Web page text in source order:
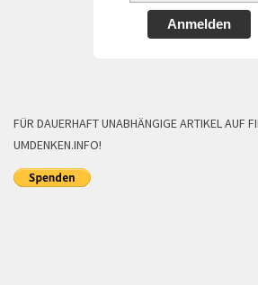
Anmelden
FÜR DAUERHAFT UNABHÄNGIGE ARTIKEL AUF
UMDENKEN.INFO!